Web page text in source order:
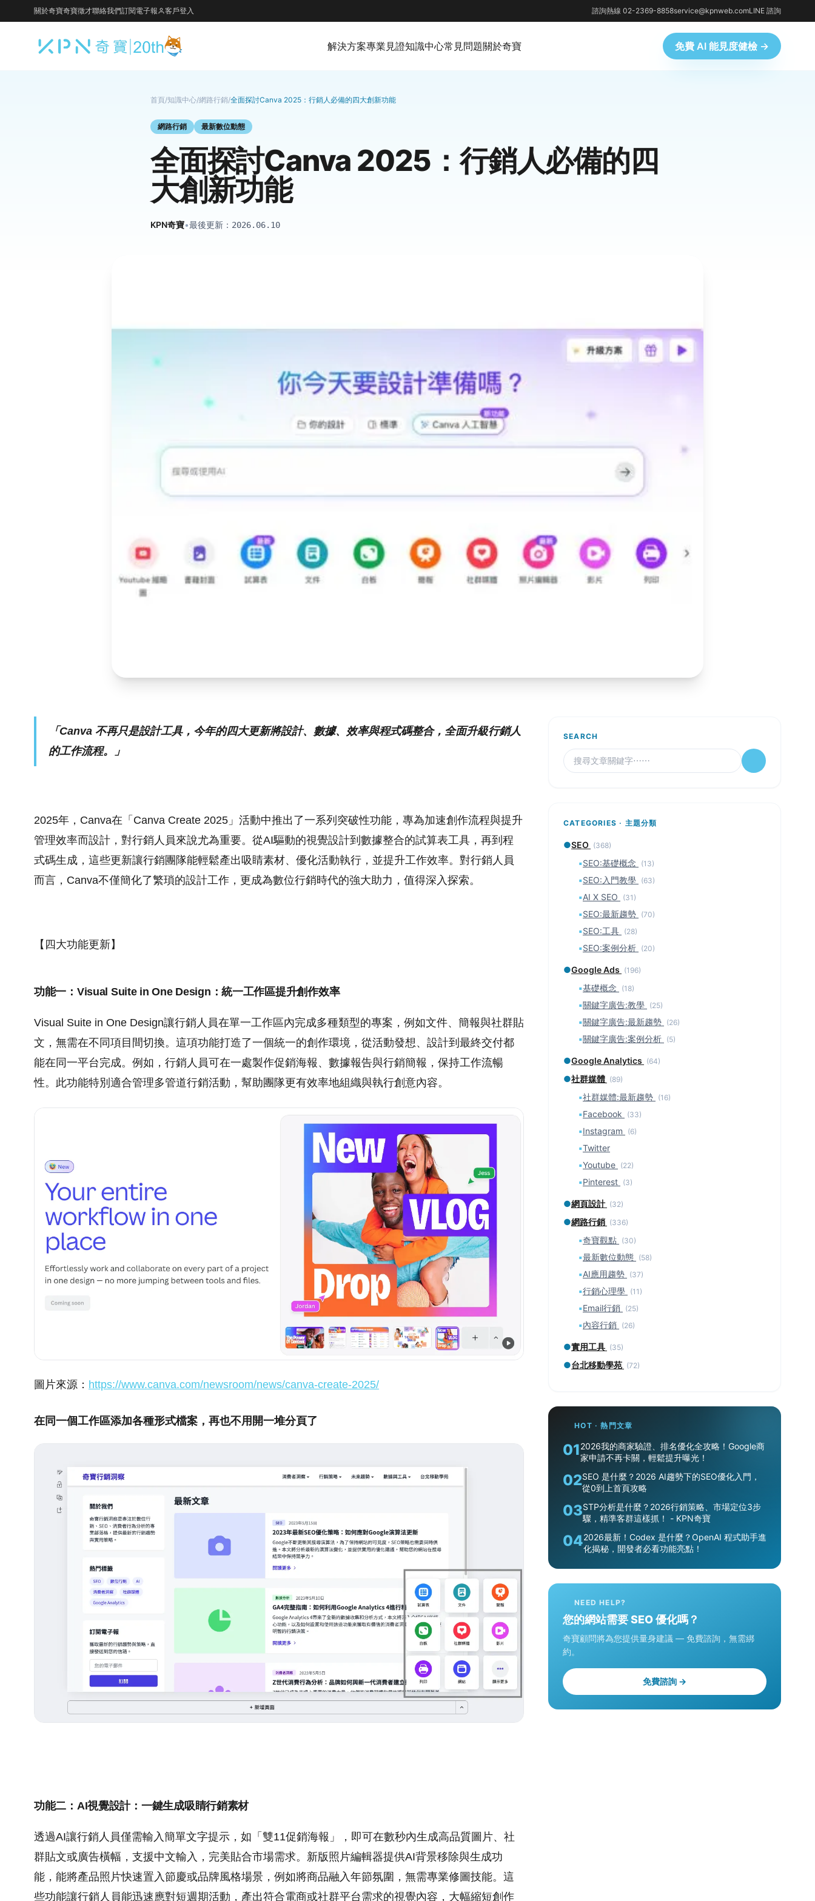
關於奇寶奇寶徵才聯絡我們訂閱電子報 客戶登入 諮詢熱線 02-2369-8858service@kpnweb.comLINE 諮詢
解決方案專業見證知識中心常見問題關於奇寶 免費 AI 能見度健檢 →
首頁/知識中心/網路行銷/全面探討Canva 2025：行銷人必備的四大創新功能
網路行銷 最新數位動態
全面探討Canva 2025：行銷人必備的四
大創新功能
KPN奇寶•最後更新： 2026.06.10
「Canva 不再只是設計工具，今年的四大更新將設計、數據、效率與程式碼整合，全面升級行銷人
的工作流程。」
2025年，Canva在「Canva Create 2025」活動中推出了一系列突破性功能，專為加速創作流程與提升
管理效率而設計，對行銷人員來說尤為重要。從AI驅動的視覺設計到數據整合的試算表工具，再到程
式碼生成，這些更新讓行銷團隊能輕鬆產出吸睛素材、優化活動執行，並提升工作效率。對行銷人員
而言，Canva不僅簡化了繁瑣的設計工作，更成為數位行銷時代的強大助力，值得深入探索。
【四大功能更新】
功能一：Visual Suite in One Design：統一工作區提升創作效率
Visual Suite in One Design讓行銷人員在單一工作區內完成多種類型的專案，例如文件、簡報與社群貼
文，無需在不同項目間切換。這項功能打造了一個統一的創作環境，從活動發想、設計到最終交付都
能在同一平台完成。例如，行銷人員可在一處製作促銷海報、數據報告與行銷簡報，保持工作流暢
性。此功能特別適合管理多管道行銷活動，幫助團隊更有效率地組織與執行創意內容。
圖片來源： https://www.canva.com/newsroom/news/canva-create-2025/
在同一個工作區添加各種形式檔案，再也不用開一堆分頁了
功能二：AI視覺設計：一鍵生成吸睛行銷素材
透過AI讓行銷人員僅需輸入簡單文字提示，如「雙11促銷海報」，即可在數秒內生成高品質圖片、社
群貼文或廣告橫幅，支援中文輸入，完美貼合市場需求。新版照片編輯器提供AI背景移除與生成功
能，能將產品照片快速置入節慶或品牌風格場景，例如將商品融入年節氛圍，無需專業修圖技能。這
些功能讓行銷人員能迅速應對短週期活動，產出符合電商或社群平台需求的視覺內容，大幅縮短創作
SEARCH
CATEGORIES · 主題分類
●SEO (368)
▪SEO:基礎概念 (13)
▪SEO:入門教學 (63)
▪AI X SEO (31)
▪SEO:最新趨勢 (70)
▪SEO:工具 (28)
▪SEO:案例分析 (20)
●Google Ads (196)
▪基礎概念 (18)
▪關鍵字廣告:教學 (25)
▪關鍵字廣告:最新趨勢 (26)
▪關鍵字廣告:案例分析 (5)
●Google Analytics (64)
●社群媒體 (89)
▪社群媒體:最新趨勢 (16)
▪Facebook (33)
▪Instagram (6)
▪Twitter
▪Youtube (22)
▪Pinterest (3)
●網頁設計 (32)
●網路行銷 (336)
▪奇寶觀點 (30)
▪最新數位動態 (58)
▪AI應用趨勢 (37)
▪行銷心理學 (11)
▪Email行銷 (25)
▪內容行銷 (26)
●實用工具 (35)
●台北移動學苑 (72)
HOT · 熱門文章
012026我的商家驗證、排名優化全攻略！Google商
家申請不再卡關，輕鬆提升曝光！
02SEO 是什麼？2026 AI趨勢下的SEO優化入門，
從0到上首頁攻略
03STP分析是什麼？2026行銷策略、市場定位3步
驟，精準客群這樣抓！ - KPN奇寶
042026最新！Codex 是什麼？OpenAI 程式助手進
化揭秘，開發者必看功能亮點！
NEED HELP?
您的網站需要 SEO 優化嗎？
奇寶顧問將為您提供量身建議 — 免費諮詢，無需綁
約。
免費諮詢 →